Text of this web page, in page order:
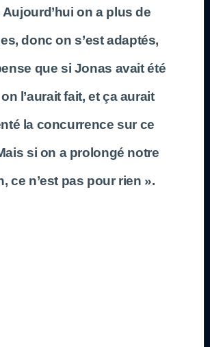
Aujourd’hui on a plus de
donc on s’est adaptés,
que si Jonas avait été
l’aurait fait, et ça aurait
la concurrence sur ce
si on a prolongé notre
ce n’est pas pour rien ».